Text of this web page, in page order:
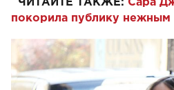
ЧИТАЙТЕ ТАКЖЕ: Сара
покорила публику нежным